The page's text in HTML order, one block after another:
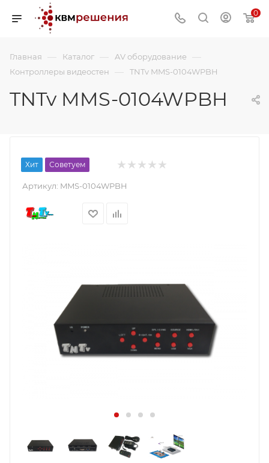
0
Главная — Каталог — AV оборудование —
Контроллеры видеостен — TNTv MMS-0104WPBH
TNTv MMS-0104WPBH
Хит Советуем
Артикул: MMS-0104WPBH